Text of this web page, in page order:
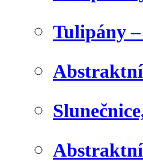
Tulipány
Abstraktní